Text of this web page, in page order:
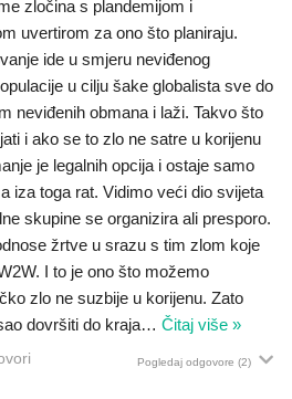
zločina s plandemijom i
uvertirom za ono što planiraju.
ide u smjeru neviđenog
u cilju šake globalista sve do
neviđenih obmana i laži. Takvo što
i ako se to zlo ne satre u korijenu
je legalnih opcija i ostaje samo
iza toga rat. Vidimo veći dio svijeta
skupine se organizira ali presporo.
žrtve u srazu s tim zlom koje
I to je ono što možemo
zlo ne suzbije u korijenu. Zato
dovršiti do kraja… Čitaj više »
Pogledaj odgovore (2)